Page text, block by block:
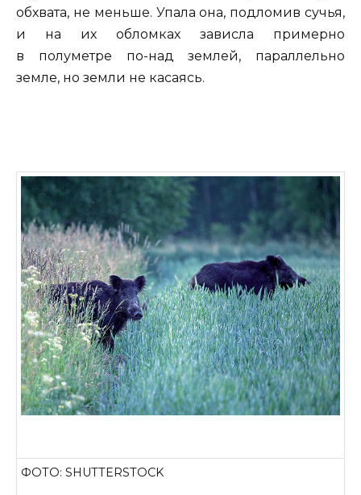
обхвата, не меньше. Упала она, подломив сучья,
и на их обломках зависла примерно
в полуметре по-над землей, параллельно
земле, но земли не касаясь.
ФОТО: SHUTTERSTOCK